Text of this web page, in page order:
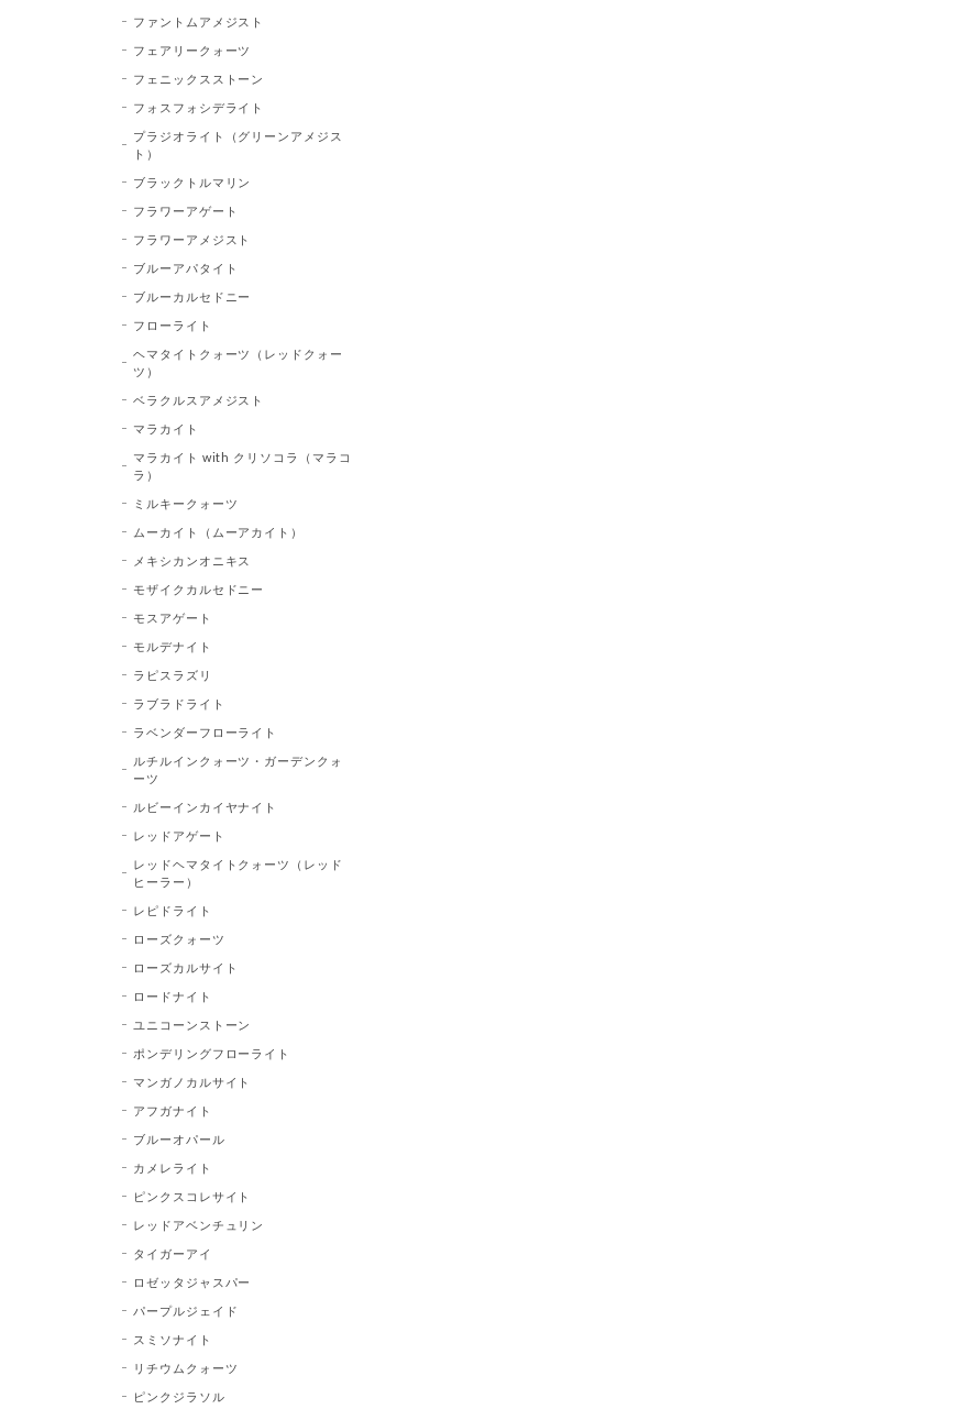
ファントムアメジスト
フェアリークォーツ
フェニックスストーン
フォスフォシデライト
プラジオライト（グリーンアメジス
ト）
ブラックトルマリン
フラワーアゲート
フラワーアメジスト
ブルーアパタイト
ブルーカルセドニー
フローライト
ヘマタイトクォーツ（レッドクォー
ツ）
ベラクルスアメジスト
マラカイト
マラカイト with クリソコラ（マラコ
ラ）
ミルキークォーツ
ムーカイト（ムーアカイト）
メキシカンオニキス
モザイクカルセドニー
モスアゲート
モルデナイト
ラピスラズリ
ラブラドライト
ラベンダーフローライト
ルチルインクォーツ・ガーデンクォ
ーツ
ルビーインカイヤナイト
レッドアゲート
レッドヘマタイトクォーツ（レッド
ヒーラー）
レピドライト
ローズクォーツ
ローズカルサイト
ロードナイト
ユニコーンストーン
ポンデリングフローライト
マンガノカルサイト
アフガナイト
ブルーオパール
カメレライト
ピンクスコレサイト
レッドアベンチュリン
タイガーアイ
ロゼッタジャスパー
パープルジェイド
スミソナイト
リチウムクォーツ
ピンクジラソル